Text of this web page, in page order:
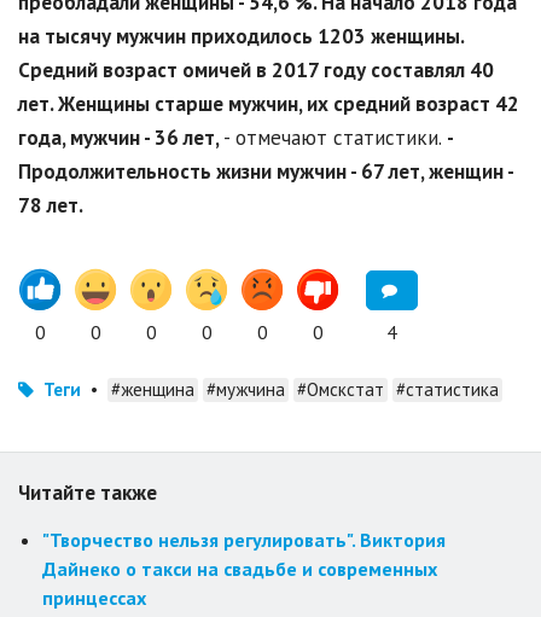
на тысячу мужчин приходилось 1203 женщины.
Средний возраст омичей в 2017 году составлял 40
лет. Женщины старше мужчин, их средний возраст 42
года, мужчин - 36 лет,- отмечают статистики. -
Продолжительность жизни мужчин - 67 лет, женщин -
78 лет.
0 0 0 0 0 0 4
Теги • #женщина #мужчина #Омскстат #статистика
Читайте также
"Творчество нельзя регулировать". Виктория
Дайнеко о такси на свадьбе и современных
принцессах